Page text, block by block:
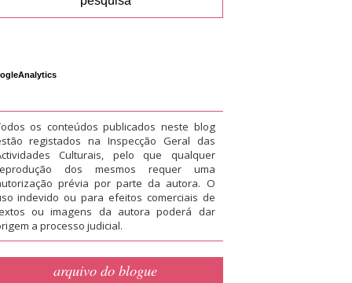
os conteúdos publicados neste blog
registados na Inspecção Geral das
Culturais, pelo que qualquer
dos mesmos requer uma
prévia por parte da autora. O
indevido ou para efeitos comerciais de
ou imagens da autora poderá dar
a processo judicial.
arquivo do blogue